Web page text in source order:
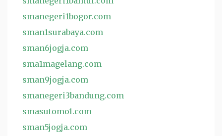
smanegeri1bogor.com
sman1surabaya.com
sman6jogja.com
sma1magelang.com
sman9jogja.com
smanegeri3bandung.com
smasutomo1.com
sman5jogja.com